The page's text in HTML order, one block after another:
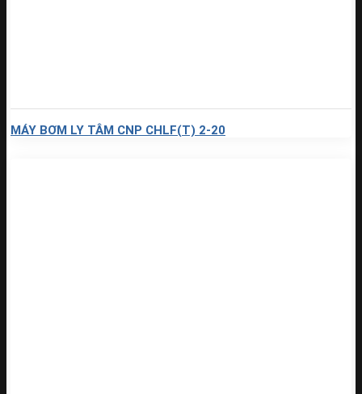
MÁY BƠM LY TÂM CNP CHLF(T) 2-20